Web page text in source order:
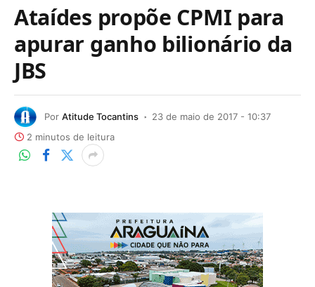
Ataídes propõe CPMI para
apurar ganho bilionário da
JBS
Por Atitude Tocantins
23 de maio de 2017 - 10:37
2 minutos de leitura